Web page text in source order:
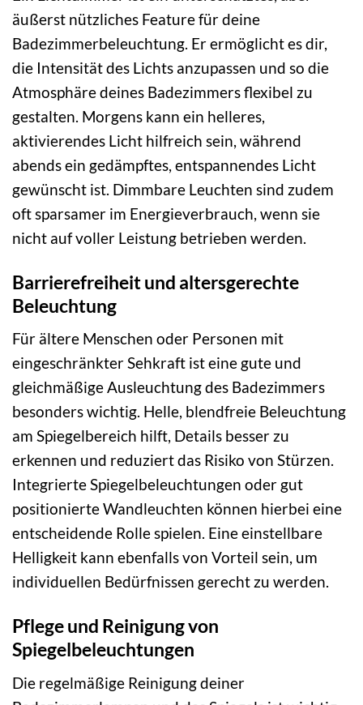
äußerst nützliches Feature für deine
Badezimmerbeleuchtung. Er ermöglicht es dir,
die Intensität des Lichts anzupassen und so die
Atmosphäre deines Badezimmers flexibel zu
gestalten. Morgens kann ein helleres,
aktivierendes Licht hilfreich sein, während
abends ein gedämpftes, entspannendes Licht
gewünscht ist. Dimmbare Leuchten sind zudem
oft sparsamer im Energieverbrauch, wenn sie
nicht auf voller Leistung betrieben werden.
Barrierefreiheit und altersgerechte
Beleuchtung
Für ältere Menschen oder Personen mit
eingeschränkter Sehkraft ist eine gute und
gleichmäßige Ausleuchtung des Badezimmers
besonders wichtig. Helle, blendfreie Beleuchtung
am Spiegelbereich hilft, Details besser zu
erkennen und reduziert das Risiko von Stürzen.
Integrierte Spiegelbeleuchtungen oder gut
positionierte Wandleuchten können hierbei eine
entscheidende Rolle spielen. Eine einstellbare
Helligkeit kann ebenfalls von Vorteil sein, um
individuellen Bedürfnissen gerecht zu werden.
Pflege und Reinigung von
Spiegelbeleuchtungen
Die regelmäßige Reinigung deiner